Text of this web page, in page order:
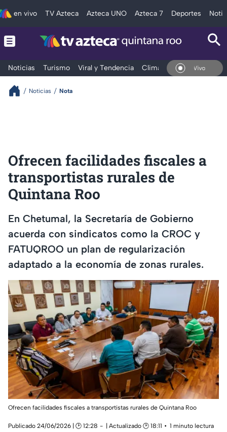
en vivo TV Azteca Azteca UNO Azteca 7 Deportes
Noticias Turismo Viral y Tendencia Clima Tráfico
En Vivo
Noticias Nota
Ofrecen facilidades fiscales a
transportistas rurales de
Quintana Roo
En Chetumal, la Secretaría de Gobierno
acuerda con sindicatos como la CROC y
FATUQROO un plan de regularización
adaptado a la economía de zonas rurales.
Ofrecen facilidades fiscales a transportistas rurales de Quintana Roo
Publicado 24/06/2026 | 🕑 12:28 | Actualizado 🕑 18:11
1 minuto lectura